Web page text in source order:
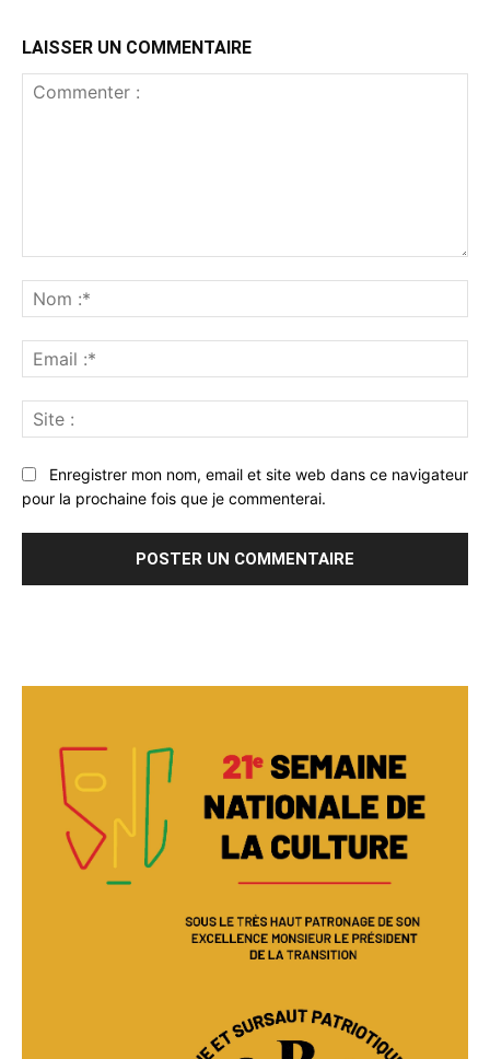
LAISSER UN COMMENTAIRE
:*
:*
:
Enregistrer mon nom, email et site web dans ce navigateur
pour la prochaine fois que je commenterai.